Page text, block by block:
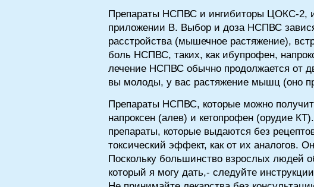
Препараты НСПВС и ингибиторы ЦОКС-2,
приложении В. Выбор и доза НСПВС
расстройства (мышечное растяжение),
боль НСПВС, таких, как ибупрофен,
лечение НСПВС обычно продолжается от
вы молоды, у вас растяжение мышц (оно
Препараты НСПВС, которые можно
напроксен (алев) и кетопрофен (орудие
препараты, которые выдаются без
токсический эффект, как от их аналогов.
Поскольку большинство взрослых людей
который я могу дать,- следуйте